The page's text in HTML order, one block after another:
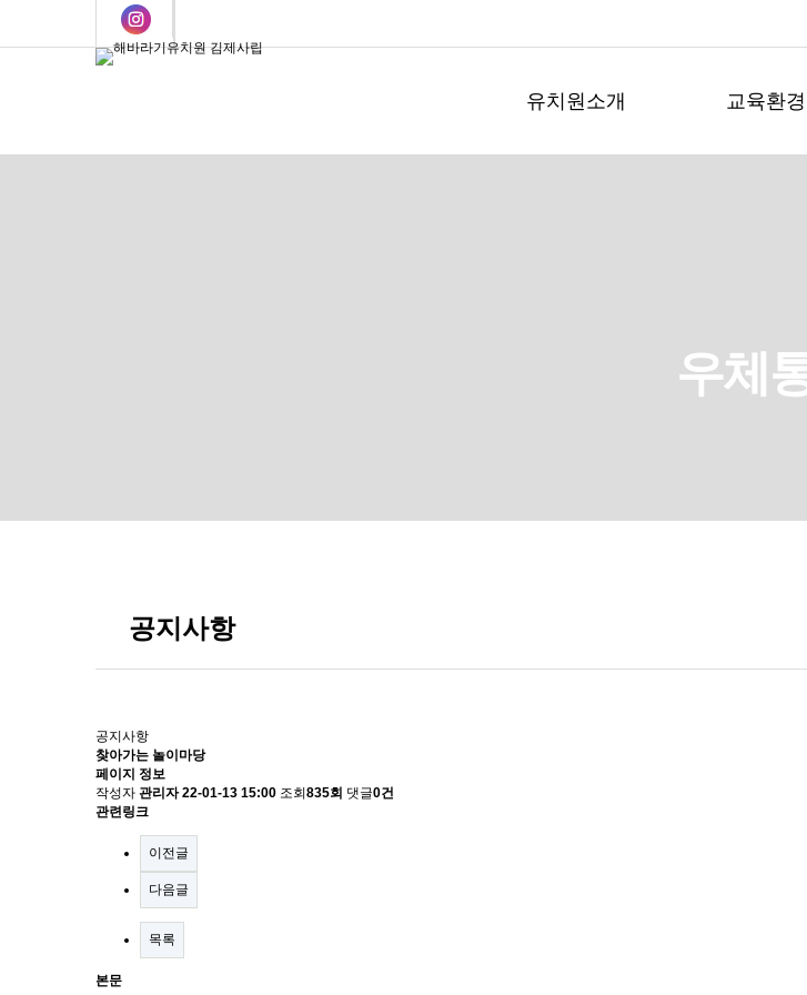
유치원소개 교육환경
우체
공지사항
공지사항
찾아가는 놀이마당
페이지 정보
작성자 관리자 22-01-13 15:00조회 835회 댓글0건
관련링크
이전글
다음글
목록
본문